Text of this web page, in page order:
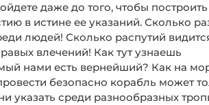
даже до того, чтобы построить
в истине ее указаний. Сколько
людей! Сколько распутий
влечений! Как тут узнаешь
нами есть вернейший? Как на
безопасно корабль может
указать среди разнообразных